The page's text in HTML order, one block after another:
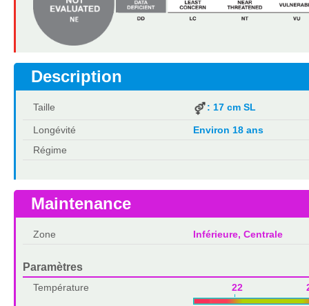
Description
Taille : 17 cm SL
Longévité
Environ 18 ans
Régime
Maintenance
Zone Inférieure, Centrale
Paramètres
Température 22